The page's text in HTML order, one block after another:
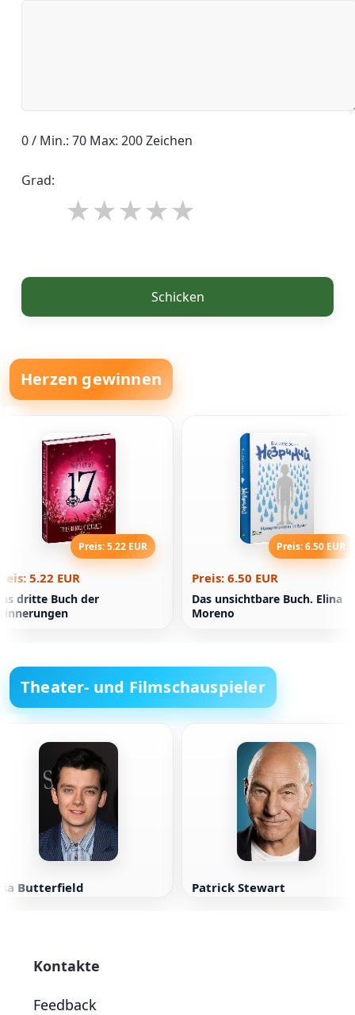
0 / Min.: 70 Max: 200 Zeichen
Grad:
Schicken
Herzen gewinnen
Preis: 5.22 EUR
5.22 EUR
dritte Buch der
Preis: 6.50 EUR
Preis: 6.50 EUR
Das unsichtbare Buch. Elina
Moreno
Theater- und Filmschauspieler
Butterfield Patrick Stewart
Kontakte
Feedback